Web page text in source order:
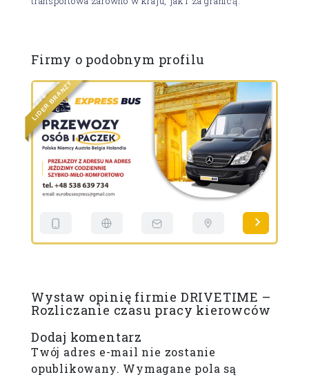
Firmy o podobnym profilu
LI
DER
BRANŻ
Y
Wystaw opinię firmie DRIVETIME –
Rozliczanie czasu pracy kierowców
Dodaj komentarz
Twój adres e-mail nie zostanie
opublikowany. Wymagane pola są